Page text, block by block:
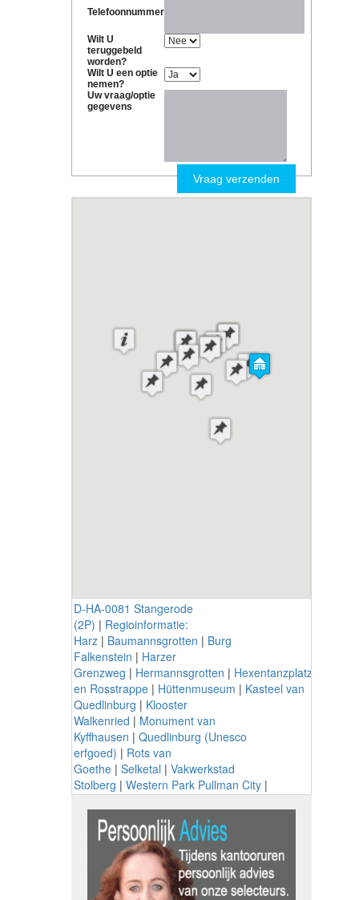
Telefoonnummer
Wilt U
teruggebeld
worden?
Wilt U een optie
nemen?
Uw vraag/optie
gegevens
D-HA-0081 Stangerode
(2P) | Regioinformatie:
Harz | Baumannsgrotten | Burg
Falkenstein | Harzer
Grenzweg | Hermannsgrotten | Hexentanzplatz
en Rosstrappe | Hüttenmuseum | Kasteel van
Quedlinburg | Klooster
Walkenried | Monument van
Kyffhausen | Quedlinburg (Unesco
erfgoed) | Rots van
Goethe | Selketal | Vakwerkstad
Stolberg | Western Park Pullman City |